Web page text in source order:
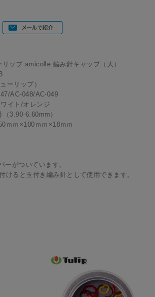
ップ amicolle 編み針キャップ（大）
ーリップ）
AC-048/AC-049
イト/オレンジ
3.90-6.60mm）
ｍｍ×100ｍｍ×18ｍｍ
ーがついています。
けると玉付き編み針として使用できます。